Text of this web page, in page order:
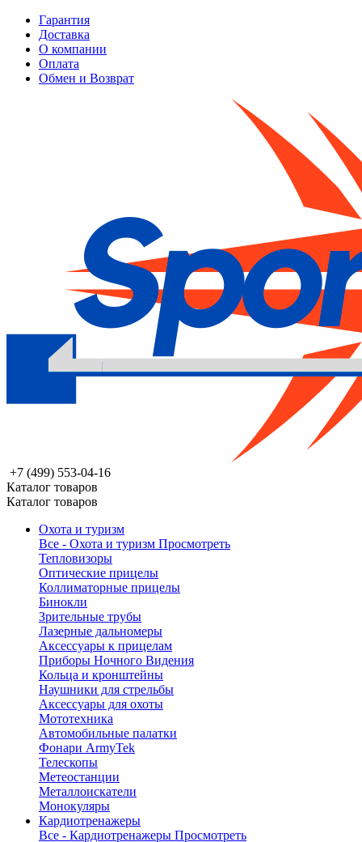
Гарантия
Доставка
О компании
Оплата
Обмен и Возврат
+7 (499) 553-04-16
Каталог товаров
Каталог товаров
Охота и туризм
Все - Охота и туризм Просмотреть
Тепловизоры
Оптические прицелы
Коллиматорные прицелы
Бинокли
Зрительные трубы
Лазерные дальномеры
Аксессуары к прицелам
Приборы Ночного Видения
Кольца и кронштейны
Наушники для стрельбы
Аксессуары для охоты
Мототехника
Автомобильные палатки
Фонари ArmyTek
Телескопы
Метеостанции
Металлоискатели
Монокуляры
Кардиотренажеры
Все - Кардиотренажеры Просмотреть